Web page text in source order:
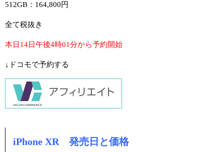
512GB：164,800円
全て税抜き
本日14日午後4時01分から予約開始
↓ドコモで予約する
iPhone XR 発売日と価格